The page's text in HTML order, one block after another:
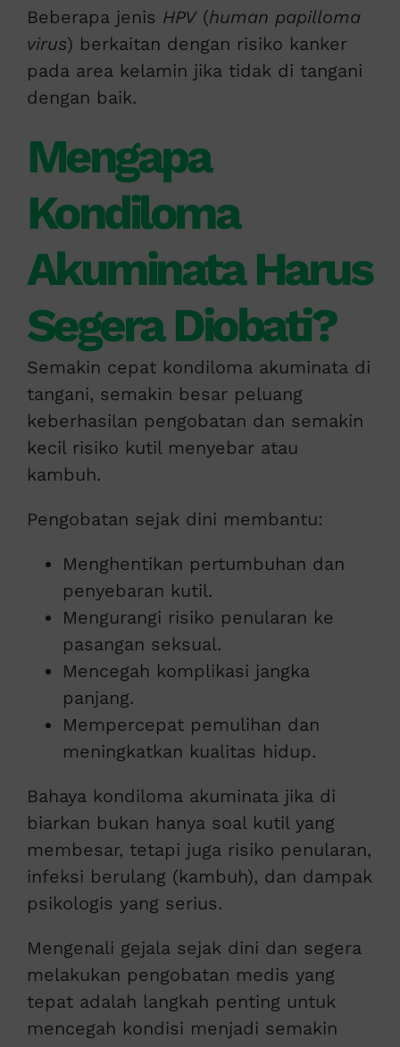
Beberapa jenis HPV(human papilloma
virus) berkaitan dengan risiko kanker
pada area kelamin jika tidak di tangani
dengan baik.
Mengapa
Kondiloma
Akuminata Harus
Segera Diobati?
Semakin cepat kondiloma akuminata di
tangani, semakin besar peluang
keberhasilan pengobatan dan semakin
kecil risiko kutil menyebar atau
kambuh.
Pengobatan sejak dini membantu:
Menghentikan pertumbuhan dan
penyebaran kutil.
Mengurangi risiko penularan ke
pasangan seksual.
Mencegah komplikasi jangka
panjang.
Mempercepat pemulihan dan
meningkatkan kualitas hidup.
Bahaya kondiloma akuminata jika di
biarkan bukan hanya soal kutil yang
membesar, tetapi juga risiko penularan,
infeksi berulang (kambuh), dan dampak
psikologis yang serius.
Mengenali gejala sejak dini dan segera
melakukan pengobatan medis yang
tepat adalah langkah penting untuk
mencegah kondisi menjadi semakin